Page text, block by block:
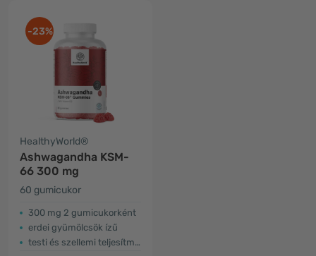
-23%
HealthyWorld®
Ashwagandha KSM-
66 300 mg
60 gumicukor
300 mg 2 gumicukorként
erdei gyümölcsök ízű
testi és szellemi teljesítmény